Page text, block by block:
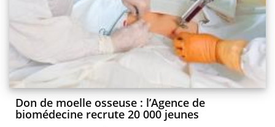
Don de moelle osseuse : l’Agence de
biomédecine recrute 20 000 jeunes